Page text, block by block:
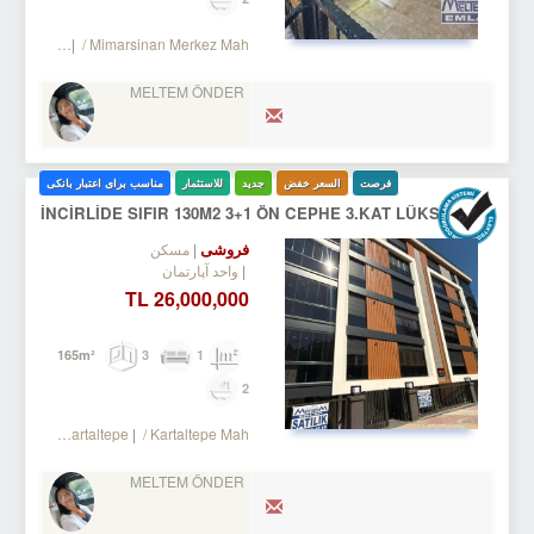
/ Mimarsinan Merkez Mah.
MELTEM ÖNDER
فرصت السعر خفض جدید للاستثمار مناسب برای اعتبار بانکی
İNCİRLİDE SIFIR 130M2 3+1 ÖN CEPHE 3.KAT LÜKS DAİRE
فروشی مسکن
واحد آپارتمان
26,000,000 TL
3
1
2
/ Kartaltepe / Kartaltepe Mah.
MELTEM ÖNDER